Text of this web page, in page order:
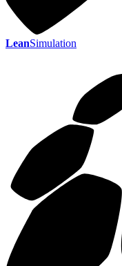
LeanSimulation